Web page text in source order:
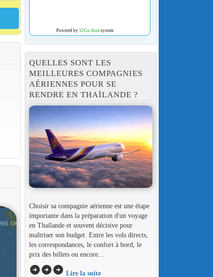
Powered by 12Go Asiasystem
QUELLES SONT LES
MEILLEURES COMPAGNIES
AÉRIENNES POUR SE
RENDRE EN THAÏLANDE ?
Choisir sa compagnie aérienne est une étape
importante dans la préparation d'un voyage
en Thaïlande et souvent décisive pour
maîtriser son budget. Entre les vols directs,
les correspondances, le confort à bord, le
prix des billets ou encore...
arrow_circle_rightarrow_circle_rightarrow_circle_right Lire la suite